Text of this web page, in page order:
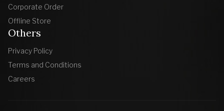
Corporate Order
Offline Store
Others
Privacy Policy
Terms and Conditions
Careers